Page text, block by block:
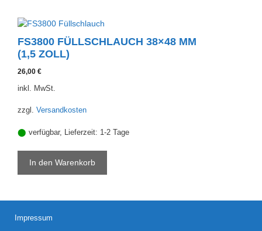
FS3800 FÜLLSCHLAUCH 38×48 MM
(1,5 ZOLL)
26,00 €
inkl. MwSt.
zzgl. Versandkosten
⬤ verfügbar, Lieferzeit: 1-2 Tage
In den Warenkorb
Impressum